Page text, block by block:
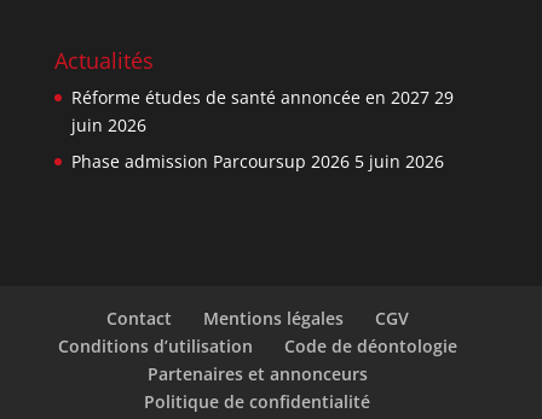
Actualités
Réforme études de santé annoncée en 2027 29
juin 2026
Phase admission Parcoursup 2026 5 juin 2026
Contact Mentions légales
CGV
Conditions d’utilisation
Code de déontologie
Partenaires et annonceurs
Politique de confidentialité